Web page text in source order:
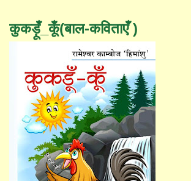
कुकड़ूँ_कूँ(बाल-कविताएँ )